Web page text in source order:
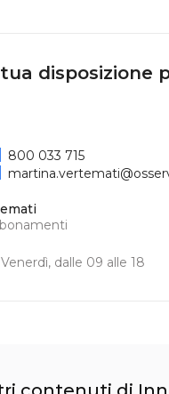
disposizione
dalle 09 alle 18
800 033 715